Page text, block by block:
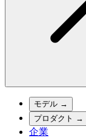
モデル →
プロダクト →
企業